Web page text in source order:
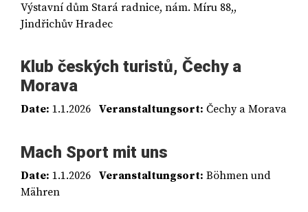
Výstavní dům Stará radnice, nám. Míru 88,,
Jindřichův Hradec
Klub českých turistů, Čechy a
Morava
Date: 1.1.2026 Veranstaltungsort: Čechy a Morava
Mach Sport mit uns
Date: 1.1.2026 Veranstaltungsort: Böhmen und
Mähren